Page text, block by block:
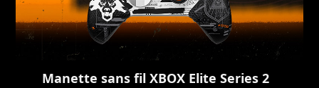
Manette sans fil XBOX Elite Series 2